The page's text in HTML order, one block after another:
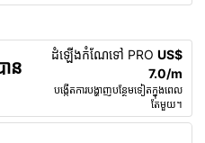
ន
ដំឡើងកំណែទៅ PRO US$
7.0/m
បង្កើត​ការ​បង្ហាញ​បន្ថែម​ទៀត​ក្នុង​ពេល​
តែ​មួយ។